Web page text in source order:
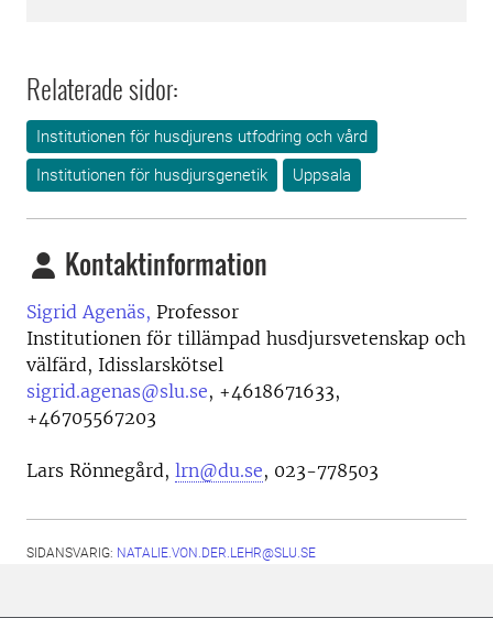
Relaterade sidor:
Institutionen för husdjurens utfodring och vård
Institutionen för husdjursgenetik
Uppsala
Kontaktinformation
Sigrid Agenäs, Professor
Institutionen för tillämpad husdjursvetenskap och
välfärd, Idisslarskötsel
sigrid.agenas@slu.se, +4618671633,
+46705567203
Lars Rönnegård, lrn@du.se, 023-778503
SIDANSVARIG: NATALIE.VON.DER.LEHR@SLU.SE